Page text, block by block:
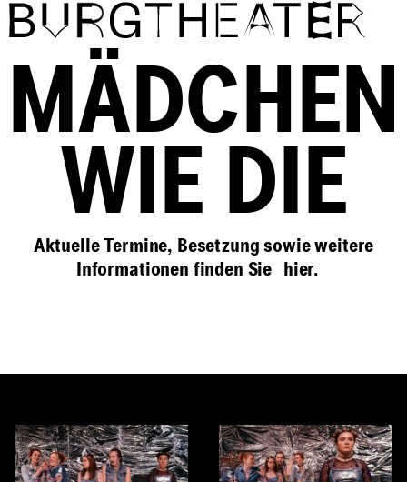
Direkt zum Inhalt
MÄDCHEN
WIE DIE
Aktuelle Termine, Besetzung sowie weitere
Informationen finden Sie hier.